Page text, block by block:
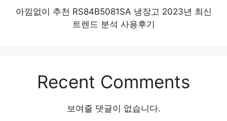
아낌없이 추천 RS84B5081SA 냉장고 2023년 최신
트렌드 분석 사용후기
Recent Comments
보여줄 댓글이 없습니다.